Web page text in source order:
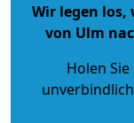
Wir legen los,
von Ulm
Holen